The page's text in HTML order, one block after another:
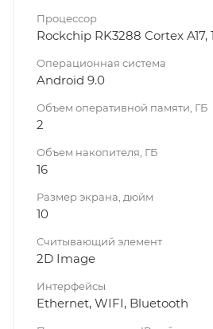
Процессор
Rockchip RK3288 Cortex A17,
Операционная система
Android 9.0
Объем оперативной памяти, ГБ
2
Объем накопителя, ГБ
16
Размер экрана, дюйм
10
Считывающий элемент
2D Image
Интерфейсы
Ethernet, WIFI, Bluetooth